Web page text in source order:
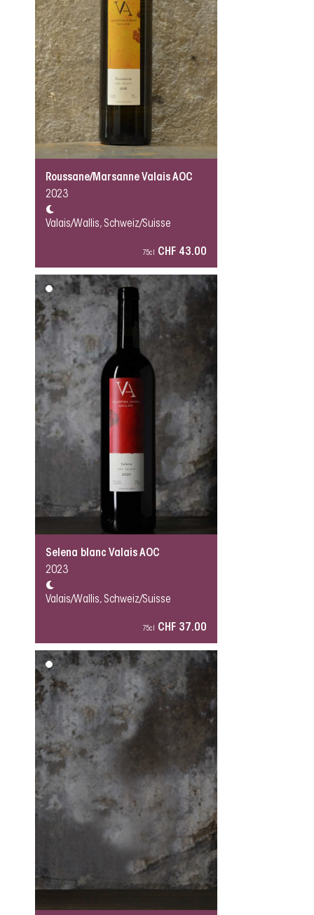
Roussane/Marsanne Valais AOC
2023
Valais/Wallis, Schweiz/Suisse
75cl CHF 43.00
Selena blanc Valais AOC
2023
Valais/Wallis, Schweiz/Suisse
75cl CHF 37.00